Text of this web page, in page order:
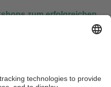
zum erfolgreichen
Arbeit über die
bis hin zum ersten
Einrichtungen
des Studierens nicht
Kompetenzen für Ihr